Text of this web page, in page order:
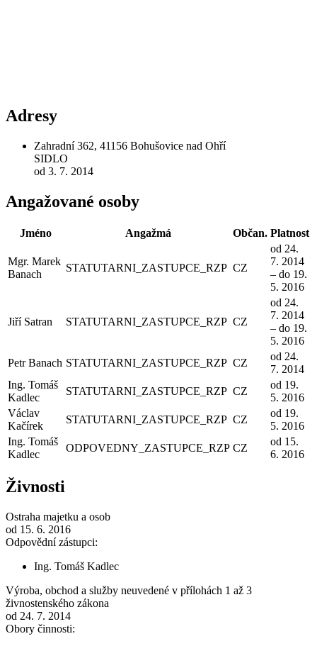
Adresy
Zahradní 362, 41156 Bohušovice nad Ohří
SIDLO
od 3. 7. 2014
Angažované osoby
Jméno Angažmá Občan. Platnost
Mgr. Marek
Banach
STATUTARNI_ZASTUPCE_RZP CZ
od 24.
7. 2014
– do 19.
5. 2016
Jiří Satran STATUTARNI_ZASTUPCE_RZP CZ
od 24.
7. 2014
– do 19.
5. 2016
Petr Banach STATUTARNI_ZASTUPCE_RZP CZ
od 24.
7. 2014
Ing. Tomáš
Kadlec
STATUTARNI_ZASTUPCE_RZP CZ
od 19.
5. 2016
Václav
Kačírek
STATUTARNI_ZASTUPCE_RZP CZ
od 19.
5. 2016
Ing. Tomáš
Kadlec
ODPOVEDNY_ZASTUPCE_RZP CZ
od 15.
6. 2016
Živnosti
Ostraha majetku a osob
od 15. 6. 2016
Odpovědní zástupci:
Ing. Tomáš Kadlec
Výroba, obchod a služby neuvedené v přílohách 1 až 3
živnostenského zákona
od 24. 7. 2014
Obory činnosti: